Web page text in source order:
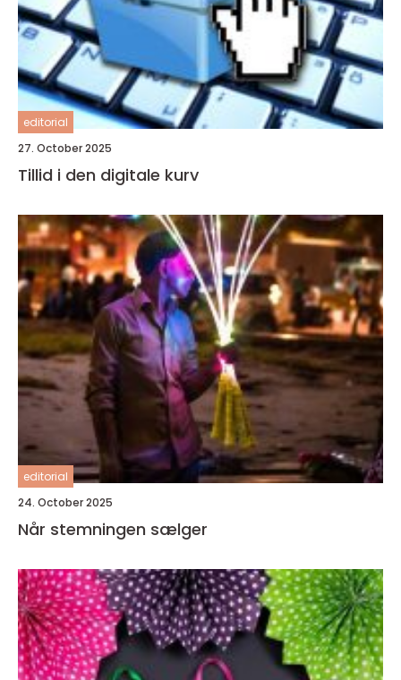
editorial
27. October 2025
Tillid i den digitale kurv
editorial
24. October 2025
Når stemningen sælger